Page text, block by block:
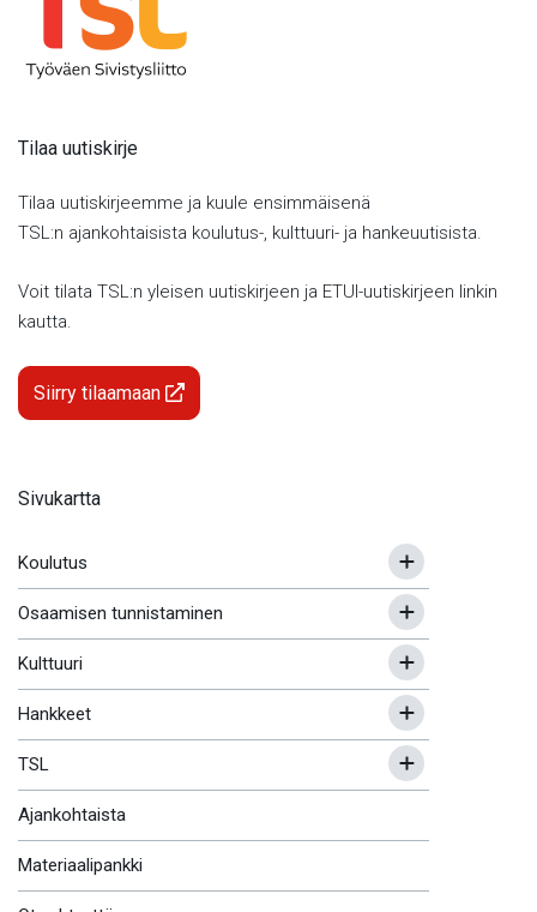
Tilaa uutiskirje
Tilaa uutiskirjeemme ja kuule ensimmäisenä
TSL:n ajankohtaisista koulutus-, kulttuuri- ja hankeuutisista.
Voit tilata TSL:n yleisen uutiskirjeen ja ETUI-uutiskirjeen linkin
kautta.
Siirry tilaamaan
Sivukartta
Koulutus
Osaamisen tunnistaminen
Kulttuuri
Hankkeet
TSL
Ajankohtaista
Materiaalipankki